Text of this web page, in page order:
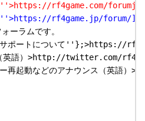
rf4game.com/
rf4game.jp/
ーラムです。
ポートについて''};>https://
英語）>http://twitter.com/
ー再起動などのアナウンス（英